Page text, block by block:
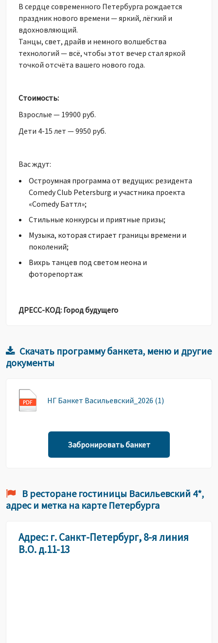
В сердце современного Петербурга рождается
праздник нового времени — яркий, лёгкий и
вдохновляющий.
Танцы, свет, драйв и немного волшебства
технологий — всё, чтобы этот вечер стал яркой
точкой отсчёта вашего нового года.
Стоимость:
Взрослые — 19900 руб.
Дети 4-15 лет — 9950 руб.
Вас ждут:
Остроумная программа от ведущих: резидента
Comedy Club Petersburg и участника проекта
«Comedy Баттл»;
Стильные конкурсы и приятные призы;
Музыка, которая стирает границы времени и
поколений;
Вихрь танцев под светом неона и
фоторепортаж
ДРЕСС-КОД: Город будущего
Скачать программу банкета, меню и другие
документы
НГ Банкет Васильевский_2026 (1)
Забронировать банкет
В ресторане гостиницы Васильевский 4*,
адрес и метка на карте Петербурга
Адрес: г. Санкт-Петербург, 8-я линия
В.О. д.11-13